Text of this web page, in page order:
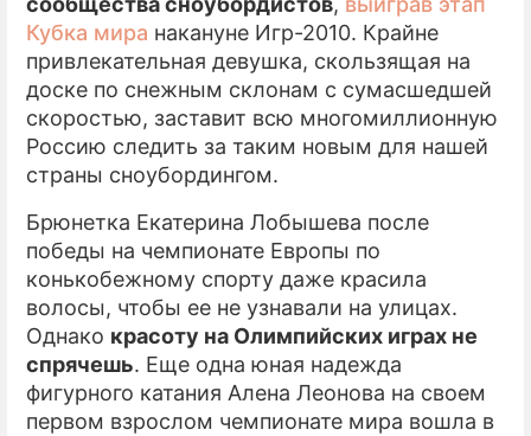
Кубка мира накануне Игр-2010. Крайне
привлекательная девушка, скользящая на
доске по снежным склонам с сумасшедшей
скоростью, заставит всю многомиллионную
Россию следить за таким новым для нашей
страны сноубордингом.
Брюнетка Екатерина Лобышева после
победы на чемпионате Европы по
конькобежному спорту даже красила
волосы, чтобы ее не узнавали на улицах.
Однако красоту на Олимпийских играх не
спрячешь. Еще одна юная надежда
фигурного катания Алена Леонова на своем
первом взрослом чемпионате мира вошла в